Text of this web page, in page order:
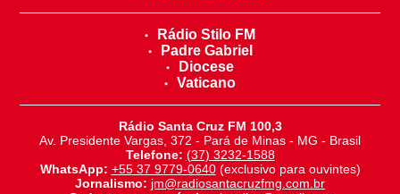
Rádio Stilo FM
Padre Gabriel
Diocese
Vaticano
Rádio Santa Cruz FM 100,3
Av. Presidente Vargas, 372 - Pará de Minas - MG - Brasil
Telefone: (37) 3232-1588
WhatsApp: +55 37 9779-0640(exclusivo para ouvintes)
Jornalismo: jm@radiosantacruzfmg.com.br